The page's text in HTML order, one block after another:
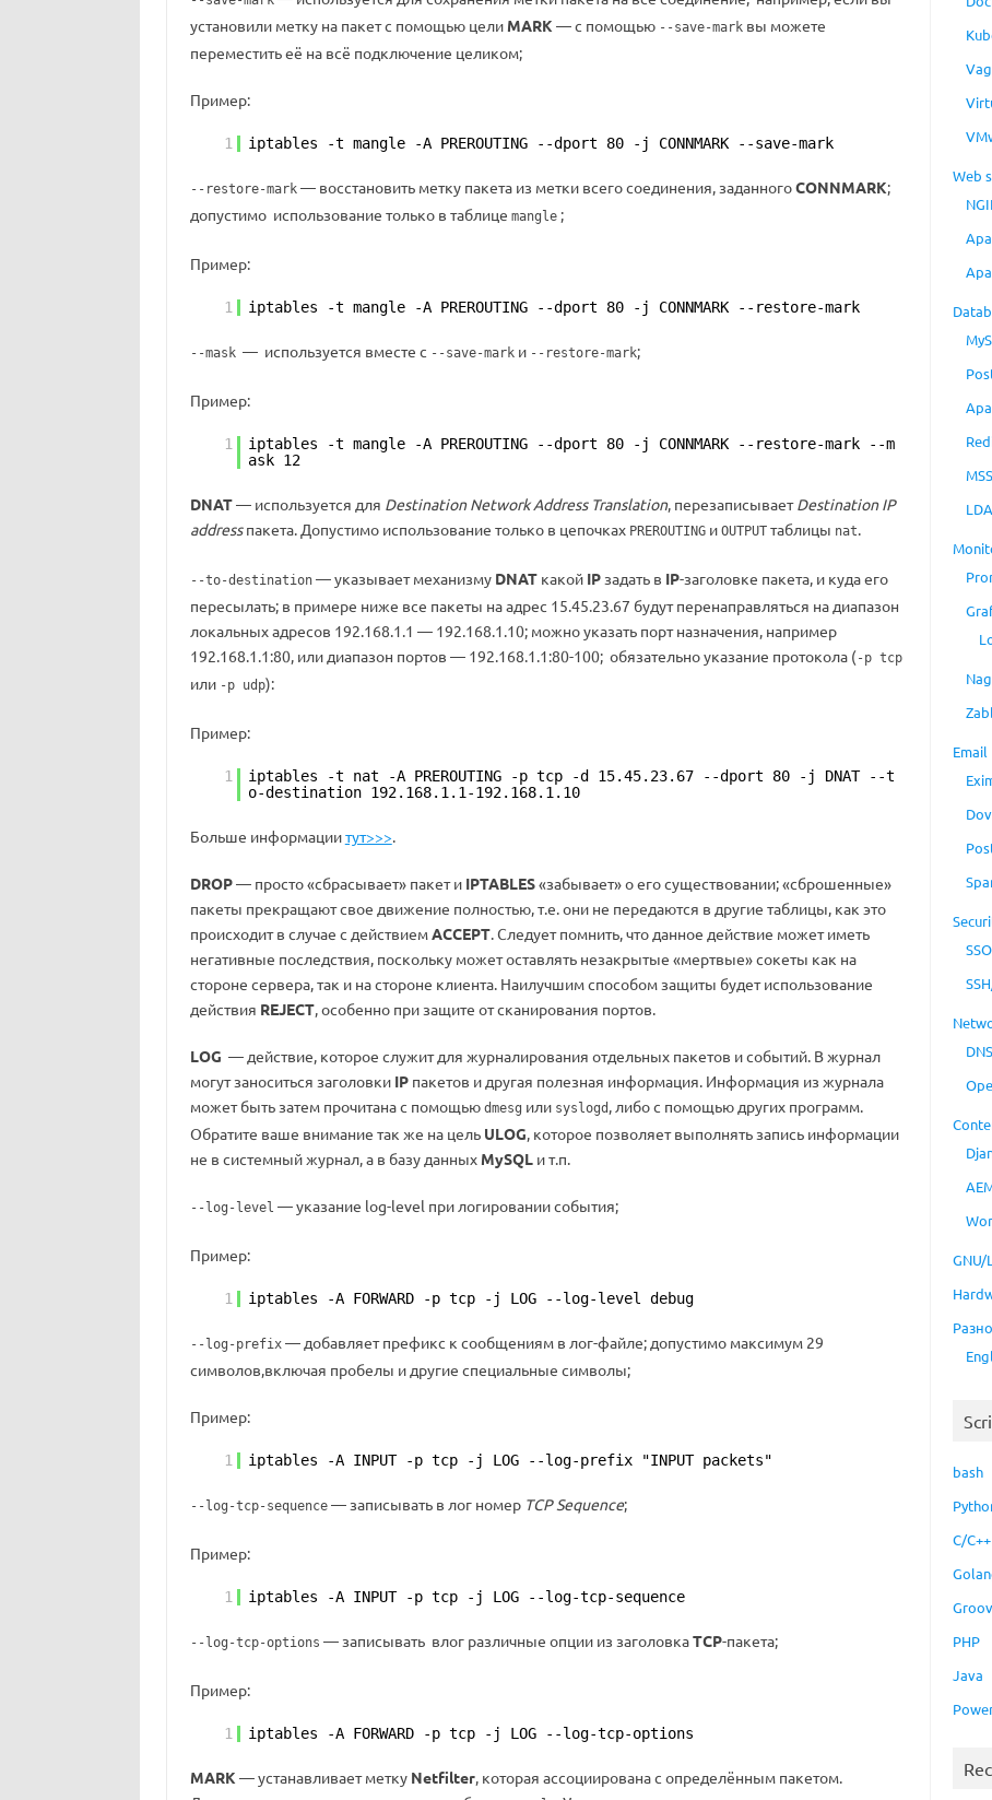
установили метку на пакет с помощью цели MARK — с помощью --save-markвы можете
переместить её на всё подключение целиком;
Пример:
1 iptables -t mangle -A PREROUTING --dport 80 -j CONNMARK --save-mark
--restore-mark— восстановить метку пакета из метки всего соединения, заданногоCONNMARK;
допустимо использование только в таблице mangle;
Пример:
1 iptables -t mangle -A PREROUTING --dport 80 -j CONNMARK --restore-mark
--mask— используется вместе с --save-markи --restore-mark;
Пример:
1
iptables -t mangle -A PREROUTING --dport 80 -j CONNMARK --restore-mark --m
ask 12
DNAT— используется для Destination Network Address Translation, перезаписываетDestination IP
addressпакета. Допустимо использование только в цепочках PREROUTINGи OUTPUTтаблицы nat.
--to-destination— указывает механизму DNATкакой IPзадать в IP-заголовке пакета, и куда его
пересылать; в примере ниже все пакеты на адрес 15.45.23.67 будут перенаправляться на диапазон
локальных адресов 192.168.1.1 — 192.168.1.10; можно указать порт назначения, например
192.168.1.1:80, или диапазон портов — 192.168.1.1:80-100; обязательно указание протокола (-p tcp
или -p udp):
Пример:
1
iptables -t nat -A PREROUTING -p tcp -d 15.45.23.67 --dport 80 -j DNAT --t
o-destination 192.168.1.1-192.168.1.10
Больше информациитут>>>.
DROP— просто «сбрасывает» пакет и IPTABLES«забывает» о его существовании; «сброшенные»
пакеты прекращают свое движение полностью, т.е. они не передаются в другие таблицы, как это
происходит в случае с действиемACCEPT. Следует помнить, что данное действие может иметь
негативные последствия, поскольку может оставлять незакрытые «мертвые» сокеты как на
стороне сервера, так и на стороне клиента. Наилучшим способом защиты будет использование
действия REJECT, особенно при защите от сканирования портов.
LOG — действие, которое служит для журналирования отдельных пакетов и событий. В журнал
могут заноситься заголовки IPпакетов и другая полезная информация. Информация из журнала
может быть затем прочитана с помощью dmesg или syslogd , либо с помощью других программ.
Обратите ваше внимание так же на цель ULOG, которое позволяет выполнять запись информации
не в системный журнал, а в базу данных MySQLи т.п.
--log-level — указание log-level при логировании события;
Пример:
1 iptables -A FORWARD -p tcp -j LOG --log-level debug
--log-prefix— добавляет префикс к сообщениям в лог-файле; допустимо максимум 29
символов,включая пробелы и другие специальные символы;
Пример:
1 iptables -A INPUT -p tcp -j LOG --log-prefix "INPUT packets"
--log-tcp-sequence— записывать в лог номер TCP Sequence;
Пример:
1 iptables -A INPUT -p tcp -j LOG --log-tcp-sequence
--log-tcp-options — записывать влог различные опции из заголовкаTCP-пакета;
Пример:
1 iptables -A FORWARD -p tcp -j LOG --log-tcp-options
MARK — устанавливает метку Netfilter, которая ассоциирована с определённым пакетом.
Web
Email
SSO
GNU/
bash
C/C++
PHP
Java